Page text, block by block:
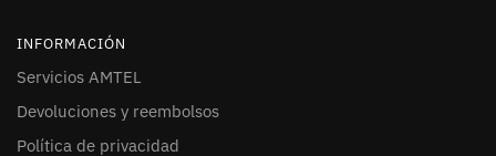
INFORMACIÓN
Servicios AMTEL
Devoluciones y reembolsos
Política de privacidad